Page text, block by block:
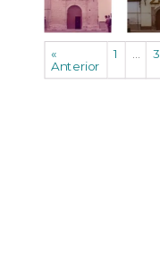
«
Anterior
1 … 3